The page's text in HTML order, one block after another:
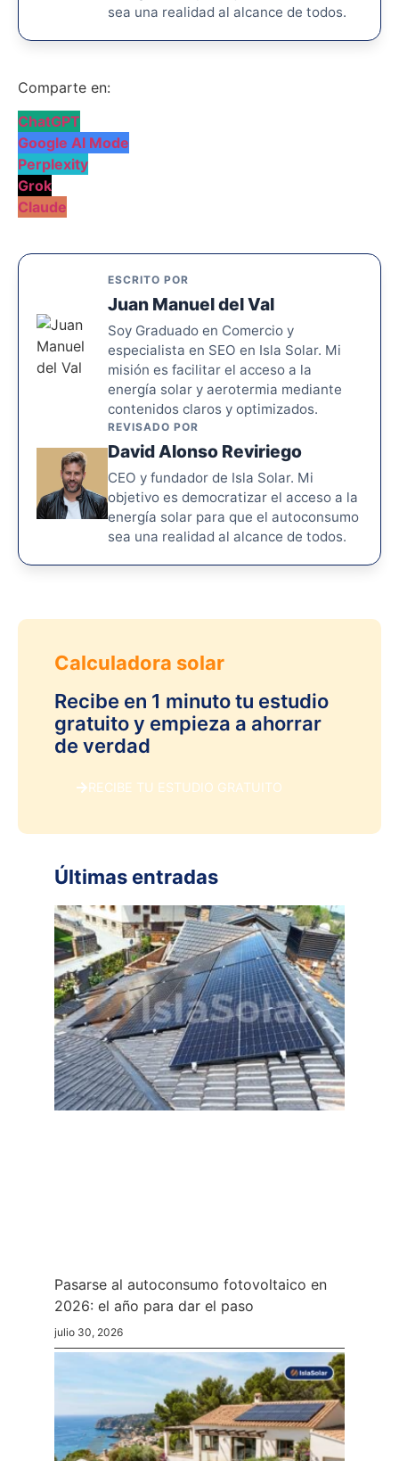
sea una realidad al alcance de todos.
Comparte en:
ChatGPT
Google AI Mode
Perplexity
Grok
Claude
ESCRITO POR
Juan Manuel del Val
Soy Graduado en Comercio y
especialista en SEO en Isla Solar. Mi
misión es facilitar el acceso a la
energía solar y aerotermia mediante
contenidos claros y optimizados.
REVISADO POR
David Alonso Reviriego
CEO y fundador de Isla Solar. Mi
objetivo es democratizar el acceso a la
energía solar para que el autoconsumo
sea una realidad al alcance de todos.
Calculadora solar
Recibe en 1 minuto tu estudio
gratuito y empieza a ahorrar
de verdad
RECIBE TU ESTUDIO GRATUITO
Últimas entradas
Pasarse al autoconsumo fotovoltaico en
2026: el año para dar el paso
julio 30, 2026